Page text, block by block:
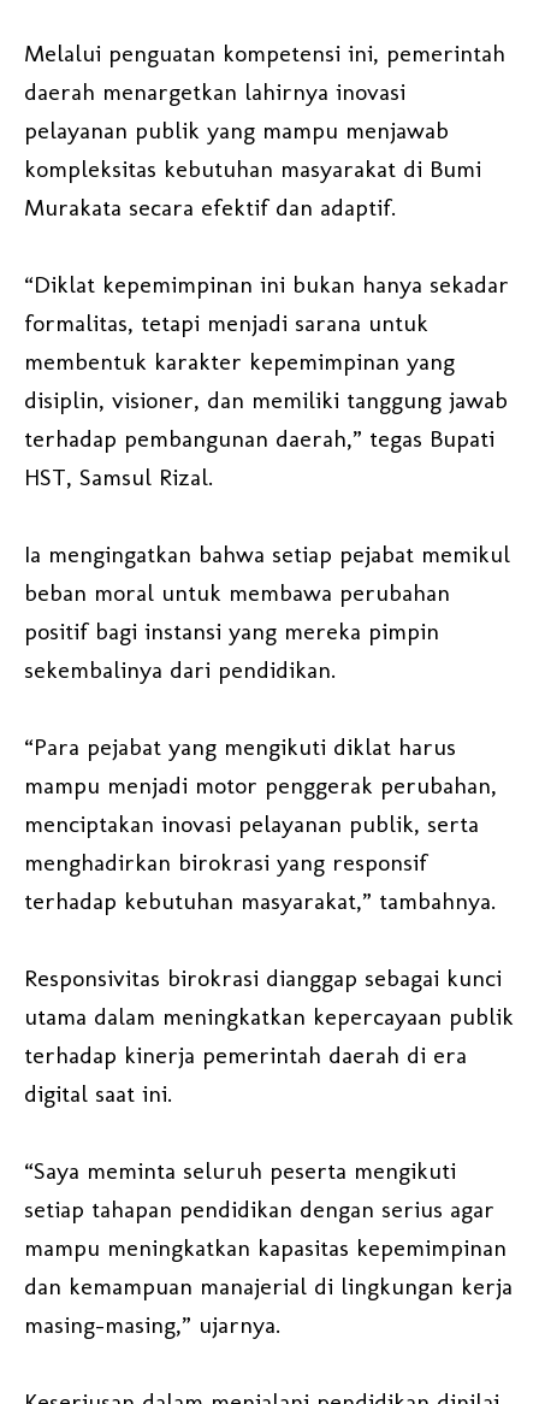
Melalui penguatan kompetensi ini, pemerintah
daerah menargetkan lahirnya inovasi
pelayanan publik yang mampu menjawab
kompleksitas kebutuhan masyarakat di Bumi
Murakata secara efektif dan adaptif.
“Diklat kepemimpinan ini bukan hanya sekadar
formalitas, tetapi menjadi sarana untuk
membentuk karakter kepemimpinan yang
disiplin, visioner, dan memiliki tanggung jawab
terhadap pembangunan daerah,” tegas Bupati
HST, Samsul Rizal.
Ia mengingatkan bahwa setiap pejabat memikul
beban moral untuk membawa perubahan
positif bagi instansi yang mereka pimpin
sekembalinya dari pendidikan.
“Para pejabat yang mengikuti diklat harus
mampu menjadi motor penggerak perubahan,
menciptakan inovasi pelayanan publik, serta
menghadirkan birokrasi yang responsif
terhadap kebutuhan masyarakat,” tambahnya.
Responsivitas birokrasi dianggap sebagai kunci
utama dalam meningkatkan kepercayaan publik
terhadap kinerja pemerintah daerah di era
digital saat ini.
“Saya meminta seluruh peserta mengikuti
setiap tahapan pendidikan dengan serius agar
mampu meningkatkan kapasitas kepemimpinan
dan kemampuan manajerial di lingkungan kerja
masing-masing,” ujarnya.